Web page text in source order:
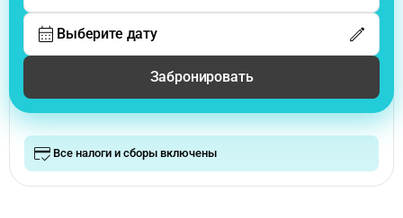
Выберите дату
Забронировать
Все налоги и сборы включены